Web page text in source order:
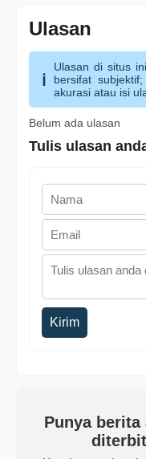
Ulasan
Ulasan di situs
bersifat
akurasi atau isi
Belum ada ulasan
Tulis ulasan
Kirim
Punya